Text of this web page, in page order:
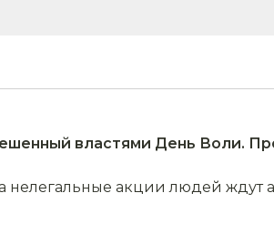
властями День Воли.
нелегальные акции людей ждут